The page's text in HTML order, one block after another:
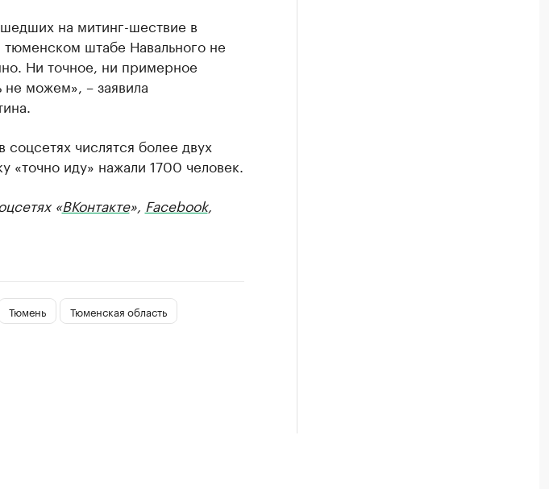
на митинг-шествие в
штабе Навального не
Ни точное, ни примерное
не можем», – заявила
числятся более двух
«точно иду» нажали 1700 человек.
«ВКонтакте», Facebook,
Тюмень
Тюменская область